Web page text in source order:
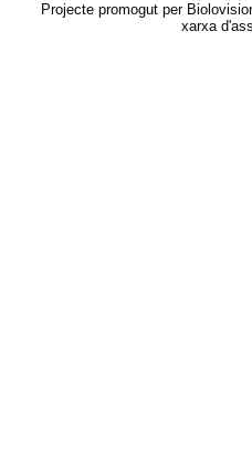
Projecte promogut per
xarxa